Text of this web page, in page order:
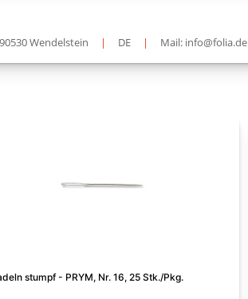
90530 Wendelstein | DE | Mail: info@folia.de
stumpf - PRYM, Nr. 16, 25 Stk./Pkg.